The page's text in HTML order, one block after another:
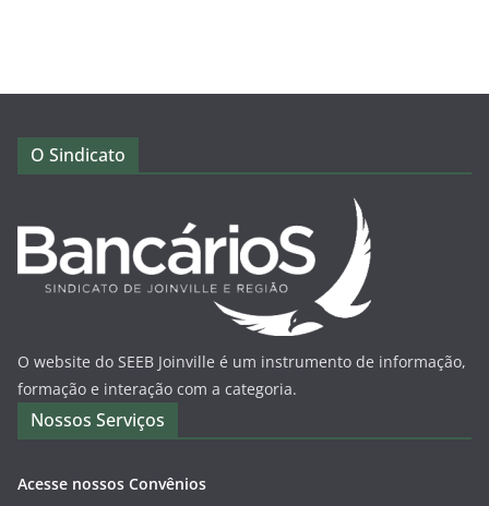
O Sindicato
O website do SEEB Joinville é um instrumento de informação,
formação e interação com a categoria.
Nossos Serviços
Acesse nossos Convênios